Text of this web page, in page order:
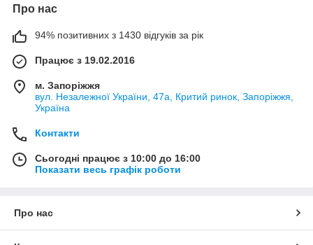
Про нас
94% позитивних з 1430 відгуків за рік
Працює з 19.02.2016
м. Запоріжжя
вул. Незалежної України, 47а, Критий ринок, Запоріжжя,
Україна
Контакти
Сьогодні працює з 10:00 до 16:00
Показати весь графік роботи
Про нас